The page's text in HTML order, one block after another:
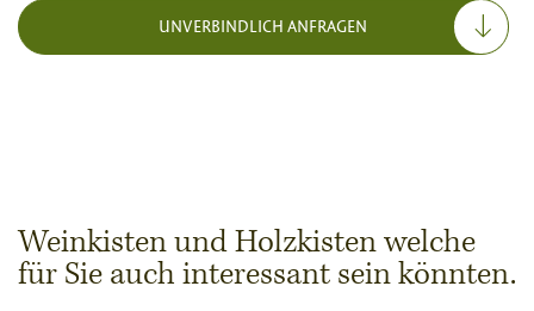
UNVERBINDLICH ANFRAGEN
Abmessungen & Stückzahl
Weinkisten und Holzkisten welche
für Sie auch interessant sein könnten.